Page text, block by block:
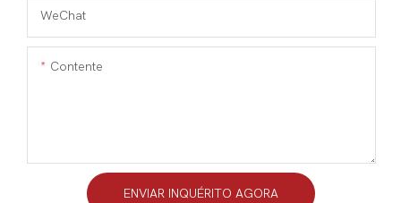
WeChat
Contente
ENVIAR INQUÉRITO AGORA